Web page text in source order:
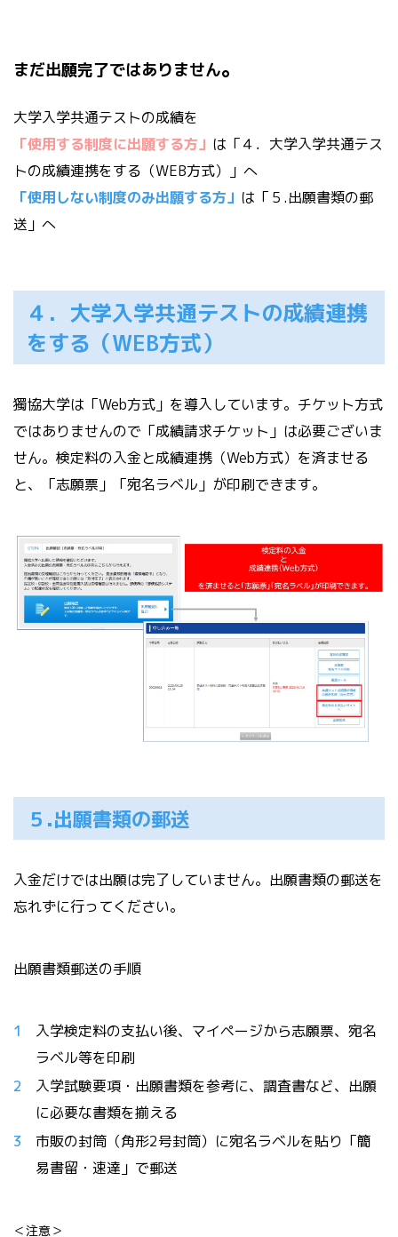
まだ出願完了ではありません。
大学入学共通テストの成績を
「使用する制度に出願する方」 は「４．大学入学共通テス
トの成績連携をする（WEB方式）」へ
「使用しない制度のみ出願する方」 は「５.出願書類の郵
送」へ
４．大学入学共通テストの成績連携
をする（WEB方式）
獨協大学は「Web方式」を導入しています。チケット方式
ではありませんので「成績請求チケット」は必要ございま
せん。検定料の入金と成績連携（Web方式）を済ませる
と、「志願票」「宛名ラベル」が印刷できます。
５.出願書類の郵送
入金だけでは出願は完了していません。出願書類の郵送を
忘れずに行ってください。
出願書類郵送の手順
入学検定料の支払い後、マイページから志願票、宛名
ラベル等を印刷
入学試験要項・出願書類を参考に、調査書など、出願
に必要な書類を揃える
市販の封筒（角形2号封筒）に宛名ラベルを貼り「簡
易書留・速達」で郵送
＜注意＞